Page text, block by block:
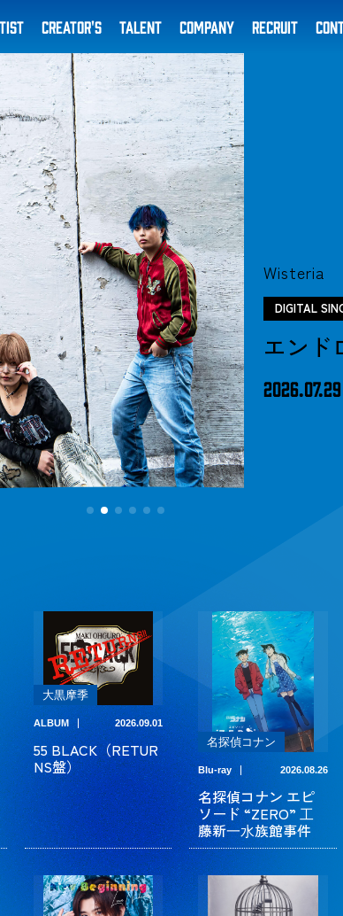
CREATOR'S TALENT COMPANY RECRUIT
Wisteria
DIGITAL
エンド
2026.07.29
大黒摩季
ALBUM 2026.09.01
55 BLACK（RETUR
NS盤）
名探偵コナン
Blu-ray 2026.08.26
名探偵コナン エピ
ソード “ZERO” ⼯
藤新⼀⽔族館事件